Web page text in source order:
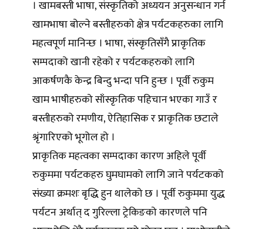
। खामबस्ती भाषा, संस्कृतिको अध्ययन अनुसन्धान गर्न
खामभाषा बोल्ने बस्तीहरुको क्षेत्र पर्यटकहरुका लागि
महत्वपूर्ण मानिन्छ । भाषा, संस्कृतिसँगै प्राकृतिक
सम्पदाको खानी रहेको र पर्यटकहरुको लागि
आकर्षणकै केन्द्र बिन्दु भन्दा पनि हुन्छ । पूर्वी रुकुम
खाम भाषीहरुको साँस्कृतिक पहिचान भएका गाउँ र
बस्तीहरुको रमणीय, ऐतिहासिक र प्राकृतिक छटाले
श्रृंगारिएको भूगोल हो ।
प्राकृतिक महत्वका सम्पदाका कारण अहिले पूर्वी
रुकुममा पर्यटकहरु घुमघामको लागि जाने पर्यटकको
संख्या क्रमशः बृद्धि हुन थालेको छ । पूर्वी रुकुममा युद्ध
पर्यटन अर्थात् द गुरिल्ला ट्रेकिङको कारणले पनि